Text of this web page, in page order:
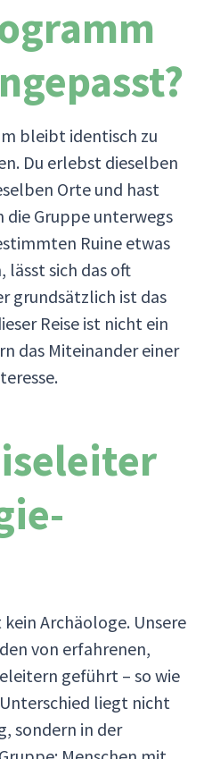
bleibt identisch zu
Du erlebst dieselben
Orte und hast
die Gruppe unterwegs
Ruine etwas
lässt sich das oft
grundsätzlich ist das
Reise ist nicht ein
das Miteinander einer
Archäologe. Unsere
von erfahrenen,
geführt – so wie
liegt nicht
sondern in der